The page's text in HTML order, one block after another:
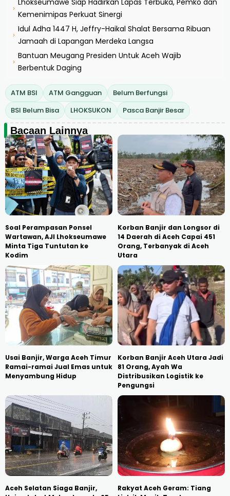
›
Kemenimipas Perkuat Sinergi
›
Idul Adha 1447 H, Jeffry-Haikal Shalat Bersama Ribuan
Jamaah di Lapangan Merdeka Langsa
›
Bantuan Meugang Presiden Untuk Aceh Wajib
Berbentuk Daging
ATM BSI ATM Gangguan
Belum Berfungsi
BSI Belum Bisa
LHOKSUKON Pasca Banjir Besar
Bacaan Lainnya
Soal Perampasan Ponsel
Wartawan, AJI Lhokseumawe
Minta Tiga Tuntutan ke
Kodim
Korban Banjir dan Longsor di
14 Daerah di Aceh Capai 451
Orang, Terbanyak di Aceh
Utara
Usai Banjir, Warga Aceh Timur
Ramai-ramai Jual Emas untuk
Menyambung Hidup
Korban Banjir Aceh Utara Jadi
81 Orang, Ayah Wa
Distribusikan Logistik ke
Pengungsi
Aceh Selatan Siaga Banjir,
Rakyat Aceh Geram: Tiang